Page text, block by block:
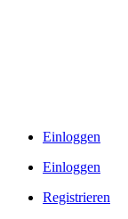
Einloggen
Einloggen
Registrieren